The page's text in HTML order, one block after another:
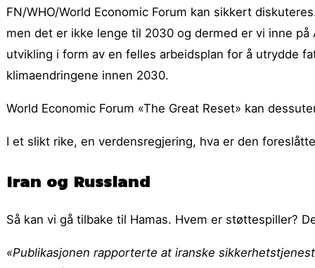
FN/WHO/World Economic Forum kan sikkert
men det er ikke lenge til 2030 og dermed er vi inne
utvikling i form av en felles arbeidsplan for å utrydde
klimaendringene innen 2030.
World Economic Forum «The Great Reset» kan
I et slikt rike, en verdensregjering, hva er den
Iran og Russland
Så kan vi gå tilbake til Hamas. Hvem er støttespiller?
«Publikasjonen rapporterte at iranske